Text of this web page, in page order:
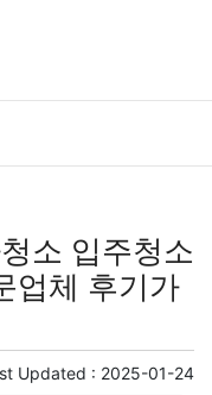
소 입주청소
업체 후기가
Updated : 2025-01-24